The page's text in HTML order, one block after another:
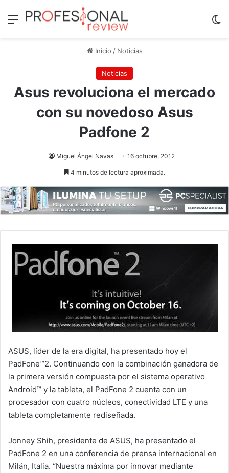
Menú
Inicio / Noticias
Noticias
Asus revoluciona el mercado
con su novedoso Asus
Padfone 2
Miguel Ángel Navas 16 octubre, 2012
4 minutos de lectura aproximada.
ASUS, líder de la era digital, ha presentado hoy el
PadFone™2. Continuando con la combinación ganadora de
la primera versión compuesta por el sistema operativo
Android™ y la tableta, el PadFone 2 cuenta con un
procesador con cuatro núcleos, conectividad LTE y una
tableta completamente rediseñada.
Jonney Shih, presidente de ASUS, ha presentado el
PadFone 2 en una conferencia de prensa internacional en
Milán, Italia. “Nuestra máxima por innovar mediante